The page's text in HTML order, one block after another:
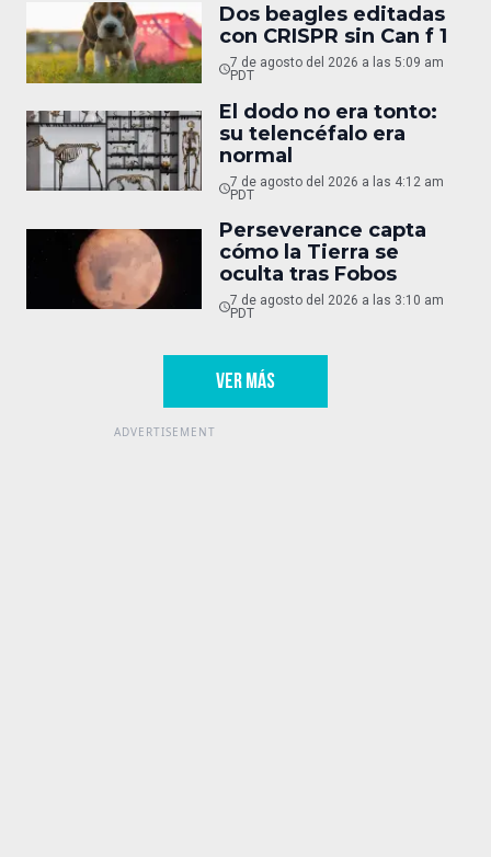
Dos beagles editadas
con CRISPR sin Can f 1
7 de agosto del 2026 a las 5:09 am
PDT
El dodo no era tonto:
su telencéfalo era
normal
7 de agosto del 2026 a las 4:12 am
PDT
Perseverance capta
cómo la Tierra se
oculta tras Fobos
7 de agosto del 2026 a las 3:10 am
PDT
VER MÁS